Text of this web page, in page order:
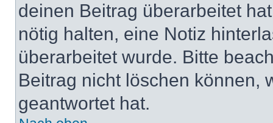
deinen Beitrag überarbeitet
nötig halten, eine Notiz
überarbeitet wurde. Bitte
Beitrag nicht löschen können,
geantwortet hat.